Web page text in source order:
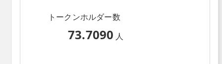
トークンホルダー数
73.7090 人